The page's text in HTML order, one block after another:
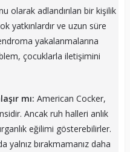
olarak adlandırılan bir kişilik
yatkınlardır ve uzun süre
yakalanmalarına
çocuklarla iletişimini
mı: American Cocker,
Ancak ruh halleri anlık
eğilimi gösterebilirler.
yalnız bırakmamanız daha